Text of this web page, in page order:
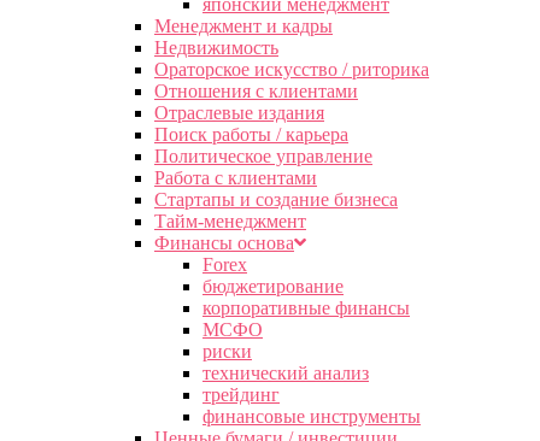
японский менеджмент
Менеджмент и кадры
Недвижимость
Ораторское искусство / риторика
Отношения с клиентами
Отраслевые издания
Поиск работы / карьера
Политическое управление
Работа с клиентами
Стартапы и создание бизнеса
Тайм-менеджмент
Финансы основа
Forex
бюджетирование
корпоративные финансы
МСФО
риски
технический анализ
трейдинг
финансовые инструменты